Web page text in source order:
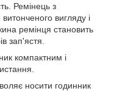
Ремінець з
вигляду і
ремінця становить
зап'ястя.
компактним і
носити годинник